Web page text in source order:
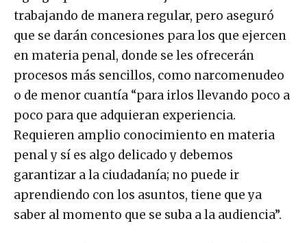
trabajando de manera regular, pero aseguró
que se darán concesiones para los que ejercen
en materia penal, donde se les ofrecerán
procesos más sencillos, como narcomenudeo
o de menor cuantía “para irlos llevando poco a
poco para que adquieran experiencia.
Requieren amplio conocimiento en materia
penal y sí es algo delicado y debemos
garantizar a la ciudadanía; no puede ir
aprendiendo con los asuntos, tiene que ya
saber al momento que se suba a la audiencia”.